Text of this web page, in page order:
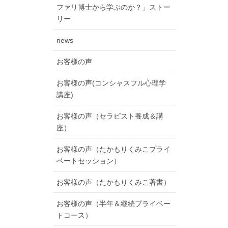
ファリ博士から学ぶのか？」ストー
リー
news
お客様の声
お客様の声(コンシャスフル心理学
講座)
お客様の声（セラピスト養成＆講
座）
お客様の声（たかもりくみこプライ
ベートセッション）
お客様の声（たかもりくみこ著書）
お客様の声（半年＆継続プライベー
トコース）